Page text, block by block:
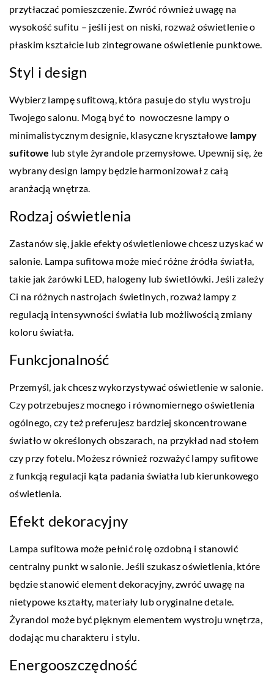
przytłaczać pomieszczenie. Zwróć również uwagę na
wysokość sufitu – jeśli jest on niski, rozważ oświetlenie o
płaskim kształcie lub zintegrowane oświetlenie punktowe.
Styl i design
Wybierz lampę sufitową, która pasuje do stylu wystroju
Twojego salonu. Mogą być to nowoczesne lampy o
minimalistycznym designie, klasyczne kryształowe lampy
sufitowe lub style żyrandole przemysłowe. Upewnij się, że
wybrany design lampy będzie harmonizował z całą
aranżacją wnętrza.
Rodzaj oświetlenia
Zastanów się, jakie efekty oświetleniowe chcesz uzyskać w
salonie. Lampa sufitowa może mieć różne źródła światła,
takie jak żarówki LED, halogeny lub świetlówki. Jeśli zależy
Ci na różnych nastrojach świetlnych, rozważ lampy z
regulacją intensywności światła lub możliwością zmiany
koloru światła.
Funkcjonalność
Przemyśl, jak chcesz wykorzystywać oświetlenie w salonie.
Czy potrzebujesz mocnego i równomiernego oświetlenia
ogólnego, czy też preferujesz bardziej skoncentrowane
światło w określonych obszarach, na przykład nad stołem
czy przy fotelu. Możesz również rozważyć lampy sufitowe
z funkcją regulacji kąta padania światła lub kierunkowego
oświetlenia.
Efekt dekoracyjny
Lampa sufitowa może pełnić rolę ozdobną i stanowić
centralny punkt w salonie. Jeśli szukasz oświetlenia, które
będzie stanowić element dekoracyjny, zwróć uwagę na
nietypowe kształty, materiały lub oryginalne detale.
Żyrandol może być pięknym elementem wystroju wnętrza,
dodając mu charakteru i stylu.
Energooszczędność